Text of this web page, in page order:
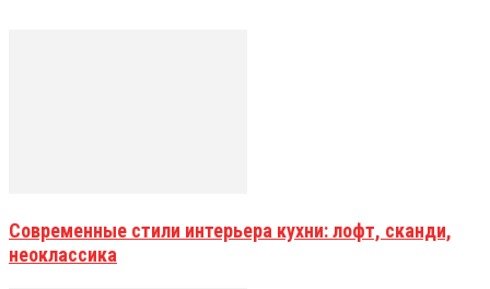
Современные стили интерьера кухни: лофт, сканди,
неоклассика